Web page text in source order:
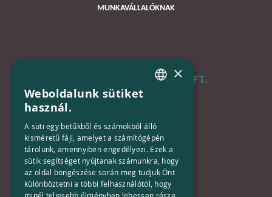
MUNKAVÁLLALÓKNAK
B+N MAGYARORSZÁG KFT.
Váci út 116-118.
TOWER 1,
15. emelet
Telefon:
×
Weboldalunk sütiket
használ.
A süti egy betűkből és számokból álló
kisméretű fájl, amelyet a számítógépén
tárolunk, amennyiben engedélyezi. Ezek a
sütik segítséget nyújtanak számunkra, hogy
az oldal böngészése során meg tudjuk Önt
különböztetni a többi felhasználótól, hogy